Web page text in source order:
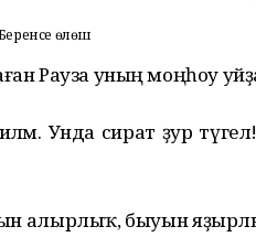
өлөш
Рауза уның моңһоу
Унда сират ҙур
алырлыҡ, быуын